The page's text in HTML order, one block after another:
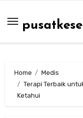
content
Home
Medis
Terapi Terbaik
Ketahui